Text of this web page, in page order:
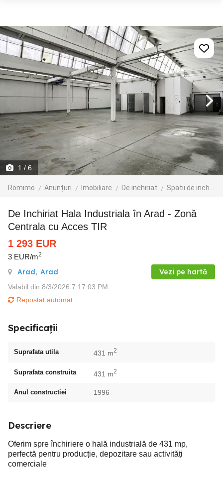
1 / 6
Romimo Anunțuri Imobiliare De inchiriat Spatii de inchiriat
De Inchiriat Hala Industriala în Arad - Zonă
Centrala cu Acces TIR
1 293 EUR
3 EUR/m2
Arad, Arad Vezi pe hartă
Valabil din 8/3/2026 7:17:03 PM
Repostat automat
Specificații
Suprafata utila 431 m2
Suprafata construita 431 m2
Anul constructiei 1996
Descriere
Oferim spre închiriere o hală industrială de 431 mp,
perfectă pentru producție, depozitare sau activități
comerciale